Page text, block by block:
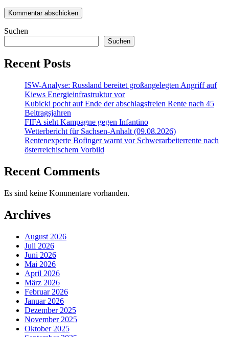
Suchen
Suchen
Recent Posts
ISW-Analyse: Russland bereitet großangelegten Angriff auf
Kiews Energieinfrastruktur vor
Kubicki pocht auf Ende der abschlagsfreien Rente nach 45
Beitragsjahren
FIFA sieht Kampagne gegen Infantino
Wetterbericht für Sachsen-Anhalt (09.08.2026)
Rentenexperte Bofinger warnt vor Schwerarbeiterrente nach
österreichischem Vorbild
Recent Comments
Es sind keine Kommentare vorhanden.
Archives
August 2026
Juli 2026
Juni 2026
Mai 2026
April 2026
März 2026
Februar 2026
Januar 2026
Dezember 2025
November 2025
Oktober 2025